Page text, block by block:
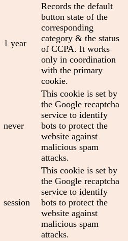
1 year
Records the default
button state of the
corresponding
category & the status
of CCPA. It works
only in coordination
with the primary
cookie.
never
This cookie is set by
the Google recaptcha
service to identify
bots to protect the
website against
malicious spam
attacks.
session
This cookie is set by
the Google recaptcha
service to identify
bots to protect the
website against
malicious spam
attacks.